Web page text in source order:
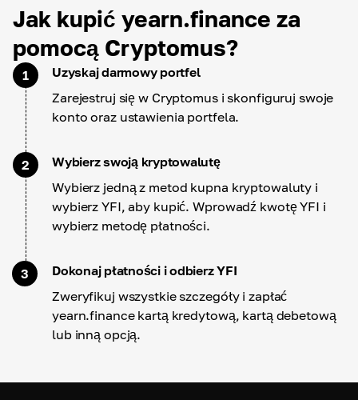
Jak kupić yearn.finance za
pomocą Cryptomus?
1
Uzyskaj darmowy portfel
Zarejestruj się w Cryptomus i skonfiguruj swoje
konto oraz ustawienia portfela.
2
Wybierz swoją kryptowalutę
Wybierz jedną z metod kupna kryptowaluty i
wybierz YFI, aby kupić. Wprowadź kwotę YFI i
wybierz metodę płatności.
3
Dokonaj płatności i odbierz YFI
Zweryfikuj wszystkie szczegóły i zapłać
yearn.finance kartą kredytową, kartą debetową
lub inną opcją.